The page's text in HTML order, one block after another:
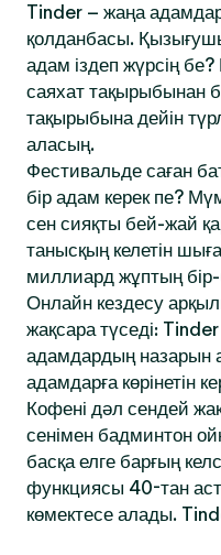
Tinder – жаңа
қолданбасы.
адам іздеп жүрсің
саяхат тақырыбынан
тақырыбына дейін
аласың.
Фестивальде саған
бір адам керек пе?
сен сияқты бей-жай
танысқың келетін
миллиард жұптың бір-
Онлайн кездесу
жақсара түседі:
адамдардың назарын
адамдарға көрінетін
Кофені дәл сендей
сенімен бадминтон
басқа елге барғың
функциясы 40-тан
көмектесе алады.